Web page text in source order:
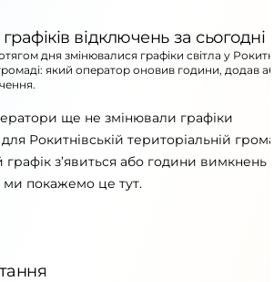
відключень за сьогодні
дня змінювалися графіки світла у
який оператор оновив години, додав
ще не змінювали графіки
Рокитнівській територіальній
з’явиться або години вимкнень
ми покажемо це тут.